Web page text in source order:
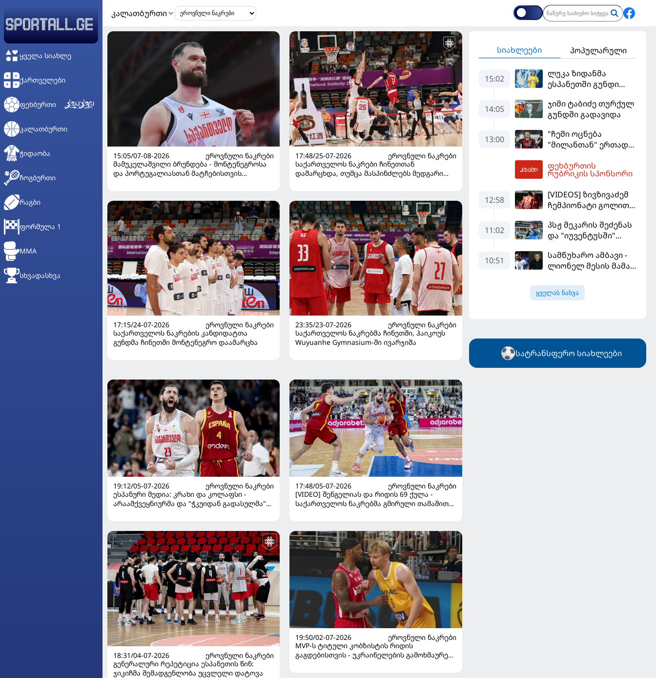
ᲧᲕᲔᲚᲐ ᲡᲘᲐᲮᲚᲔ
ᲥᲐᲠᲗᲕᲔᲚᲔᲑᲘ
ᲤᲔᲮᲑᲣᲠᲗᲘ
ᲙᲐᲚᲐᲗᲑᲣᲠᲗᲘ
ᲭᲘᲓᲐᲝᲑᲐ
ᲩᲝᲒᲑᲣᲠᲗᲘ
ᲠᲐᲒᲑᲘ
ᲤᲝᲠᲛᲣᲚᲐ 1
MMA
ᲡᲮᲕᲐᲓᲐᲡᲮᲕᲐ
ᲙᲐᲚᲐᲗᲑᲣᲠᲗᲘ
15:05/07-08-2026
ᲔᲠᲝᲕᲜᲣᲚᲘ ᲜᲐᲙᲠᲔᲑᲘ
მამუკელაშვილი ბრუნდება - მონტენეგროსა
და პორტუგალიასთან მატჩებისთვის
17:48/25-07-2026
ᲔᲠᲝᲕᲜᲣᲚᲘ ᲜᲐᲙᲠᲔᲑᲘ
საქართველოს ნაკრები ჩინეთთან
დამარცხდა, თუმცა მასპინძლებს მედგარი
17:15/24-07-2026
ᲔᲠᲝᲕᲜᲣᲚᲘ ᲜᲐᲙᲠᲔᲑᲘ
საქართველოს ნაკრების კანდიდატთა
გუნდმა ჩინეთში მონტენეგრო დაამარცხა
23:35/23-07-2026
ᲔᲠᲝᲕᲜᲣᲚᲘ ᲜᲐᲙᲠᲔᲑᲘ
საქართველოს ნაკრებმა ჩინეთში, ჰაიკოუს
Wuyuanhe Gymnasium-ში ივარჯიშა
19:12/05-07-2026
ᲔᲠᲝᲕᲜᲣᲚᲘ ᲜᲐᲙᲠᲔᲑᲘ
ესპანური მედია: კრახი და კოლაფსი -
არაამქვეყნიურმა და "ჭკუიდან გადასულმა"
17:48/05-07-2026
ᲔᲠᲝᲕᲜᲣᲚᲘ ᲜᲐᲙᲠᲔᲑᲘ
[VIDEO] შენგელიას და რიდის 69 ქულა -
საქართველოს ნაკრებმა გმირული თამაშით
18:31/04-07-2026
ᲔᲠᲝᲕᲜᲣᲚᲘ ᲜᲐᲙᲠᲔᲑᲘ
გენერალური რეპეტიცია ესპანეთის წინ:
ჯიკიჩმა შემადგენლობა უცვლელი დატოვა
19:50/02-07-2026
ᲔᲠᲝᲕᲜᲣᲚᲘ ᲜᲐᲙᲠᲔᲑᲘ
MVP-ს ტიტული კობზისტის რიდის
გაგდებისთვის - უკრაინელების გამოხმაურება
სიახლეები პოპულარული
15:02
ლუკა ზიდანმა
ესპანეთში გუნდი
14:05
ჯიმი ტაბიძე თურქულ
გუნდში გადავიდა
13:00
"ჩემი ოცნება
"მილანთან" ერთად
მოდრიჩმა
"როსონერიში" თავის
ფეხბურთის
რუბრიკის სპონსორი
12:58
[VIDEOS] ზივზივაძემ
ჩემპიონატი გოლით,
გამარჯვებით დაიწყო
11:02
პსჟ მეკარის შეძენას
და "იუვენტუსში"
აპირებს
10:51
სამწუხარო ამბავი -
ლიონელ მესის მამა
გარდაიცვალა
ყველას ნახვა
სატრანსფერო სიახლეები